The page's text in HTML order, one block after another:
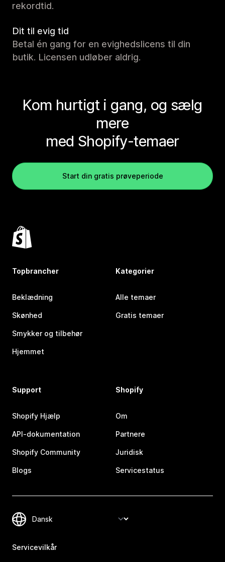
rekordtid.
Dit til evig tid
Betal én gang for en evighedslicens til din
butik. Licensen udløber aldrig.
Kom hurtigt i gang, og sælg
mere
med Shopify-temaer
Start din gratis prøveperiode
Topbrancher
Beklædning
Skønhed
Smykker og tilbehør
Hjemmet
Kategorier
Alle temaer
Gratis temaer
Support
Shopify Hjælp
API-dokumentation
Shopify Community
Blogs
Shopify
Om
Partnere
Juridisk
Servicestatus
Servicevilkår